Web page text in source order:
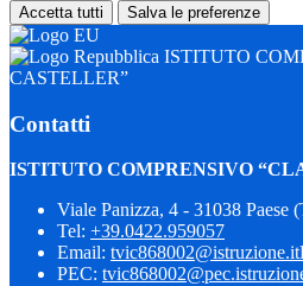
Accetta tutti Salva le preferenze
ISTITUTO
CASTELLER”
Contatti
ISTITUTO COMPRENSIVO
Viale Panizza, 4 - 31038 Paese
Tel: +39.0422.959057
Email: tvic868002@istruzione.it
PEC: